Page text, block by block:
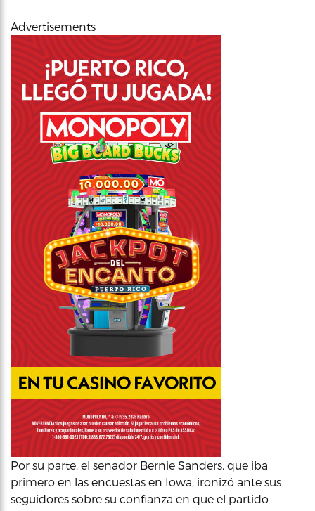
Advertisements
Por su parte, el senador Bernie Sanders, que iba
primero en las encuestas en Iowa, ironizó ante sus
seguidores sobre su confianza en que el partido